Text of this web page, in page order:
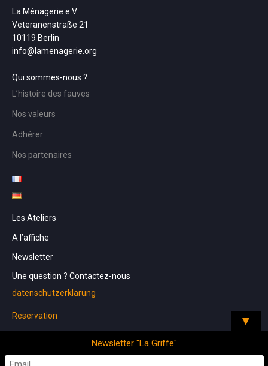
La Ménagerie e.V.
Veteranenstraße 21
10119 Berlin
info@lamenagerie.org
Qui sommes-nous ?
L’histoire des fauves
Nos valeurs
Adhérer
Nos partenaires
Les Ateliers
A l’affiche
Newsletter
Une question ? Contactez-nous
datenschutzerklarung
Reservation ▼
Newsletter "La Griffe"